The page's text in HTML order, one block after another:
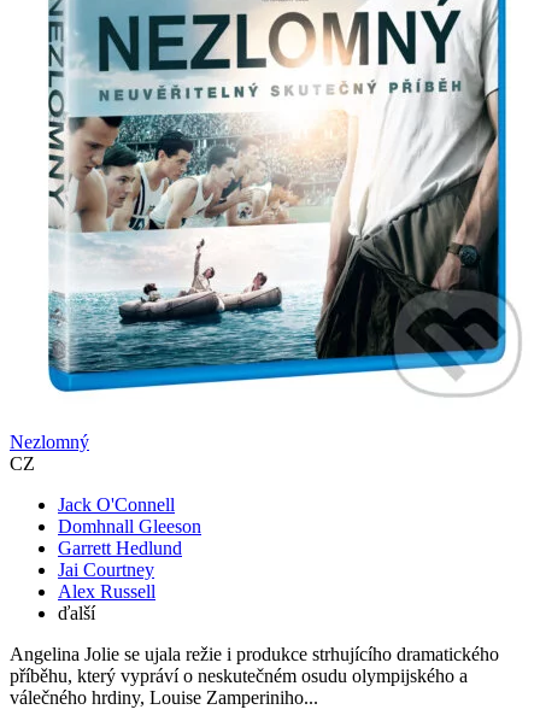
Nezlomný
CZ
Jack O'Connell
Domhnall Gleeson
Garrett Hedlund
Jai Courtney
Alex Russell
ďalší
Angelina Jolie se ujala režie i produkce strhujícího dramatického
příběhu, který vypráví o neskutečném osudu olympijského a
válečného hrdiny, Louise Zamperiniho...